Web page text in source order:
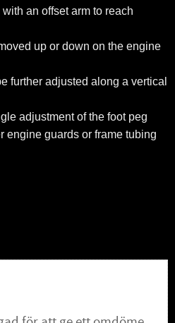
an offset arm to reach
up or down on the engine
further adjusted along a vertical
adjustment of the foot peg
engine guards or frame tubing